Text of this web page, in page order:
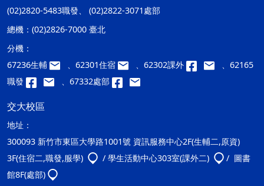
(02)2820-5483職發、 (02)2822-3071處部
總機： (02)2826-7000 臺北
分機：
67236生輔
、62301住宿 、62302課外
、62165
職發
、67332處部
交大校區
地址：
300093 新竹市東區大學路1001號 資訊服務中心2F(生輔二,原資)
3F(住宿二,職發,服學)
/ 學生活動中心303室(課外二)
/ 圖書
館8F(處部)